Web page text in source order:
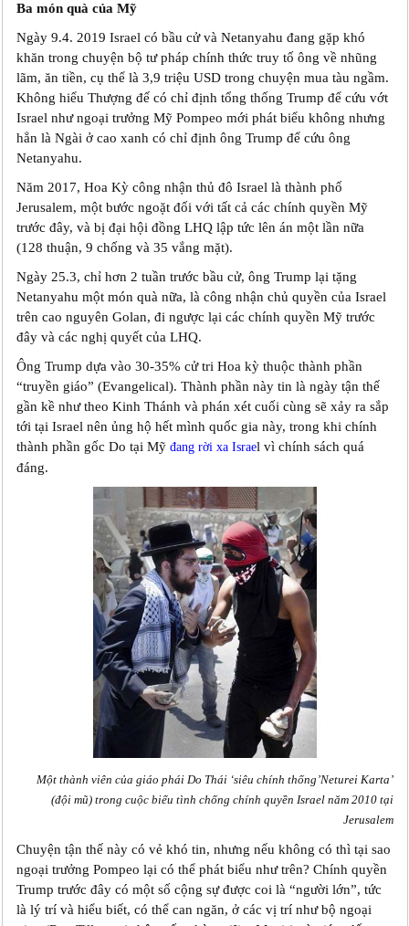
Ba món quà của Mỹ
Ngày 9.4. 2019 Israel có bầu cử và Netanyahu đang gặp khó
khăn trong chuyện bộ tư pháp chính thức truy tố ông về nhũng
lãm, ăn tiền, cụ thể là 3,9 triệu USD trong chuyện mua tàu ngầm.
Không hiểu Thượng đế có chỉ định tổng thống Trump để cứu vớt
Israel như ngoại trưởng Mỹ Pompeo mới phát biểu không nhưng
hẳn là Ngài ở cao xanh có chỉ định ông Trump để cứu ông
Netanyahu.
Năm 2017, Hoa Kỳ công nhận thủ đô Israel là thành phố
Jerusalem, một bước ngoặt đối với tất cả các chính quyền Mỹ
trước đây, và bị đại hội đồng LHQ lập tức lên án một lần nữa
(128 thuận, 9 chống và 35 vắng mặt).
Ngày 25.3, chỉ hơn 2 tuần trước bầu cử, ông Trump lại tặng
Netanyahu một món quà nữa, là công nhận chủ quyền của Israel
trên cao nguyên Golan, đi ngược lại các chính quyền Mỹ trước
đây và các nghị quyết của LHQ.
Ông Trump dựa vào 30-35% cử tri Hoa kỳ thuộc thành phần
“truyền giáo” (Evangelical). Thành phần này tin là ngày tận thế
gần kề như theo Kinh Thánh và phán xét cuối cùng sẽ xảy ra sắp
tới tại Israel nên ủng hộ hết mình quốc gia này, trong khi chính
thành phần gốc Do tại Mỹ đang rời xa Israel vì chính sách quá
đáng.
Một thành viên của giáo phái Do Thái ‘siêu chính thống’Neturei Karta’
(đội mũ) trong cuộc biểu tình chống chính quyền Israel năm 2010 tại
Jerusalem
Chuyện tận thế này có vẻ khó tin, nhưng nếu không có thì tại sao
ngoại trưởng Pompeo lại có thể phát biểu như trên? Chính quyền
Trump trước đây có một số cộng sự được coi là “người lớn”, tức
là l‎ý trí và hiểu biết, có thể can ngăn, ở các vị trí như bộ ngoại